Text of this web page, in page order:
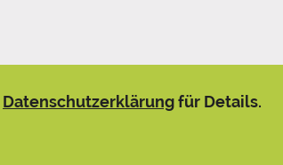
Datenschutzerklärungfür Details.